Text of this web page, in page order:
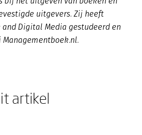
uitgevers. Zij heeft
Digital Media gestudeerd en
artikel